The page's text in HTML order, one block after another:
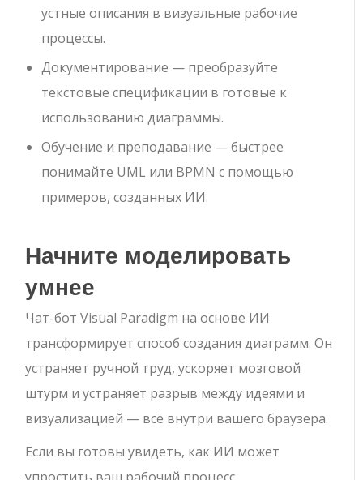
устные описания в визуальные рабочие
процессы.
Документирование — преобразуйте
текстовые спецификации в готовые к
использованию диаграммы.
Обучение и преподавание — быстрее
понимайте UML или BPMN с помощью
примеров, созданных ИИ.
Начните моделировать
умнее
Чат-бот Visual Paradigm на основе ИИ
трансформирует способ создания диаграмм. Он
устраняет ручной труд, ускоряет мозговой
штурм и устраняет разрыв между идеями и
визуализацией — всё внутри вашего браузера.
Если вы готовы увидеть, как ИИ может